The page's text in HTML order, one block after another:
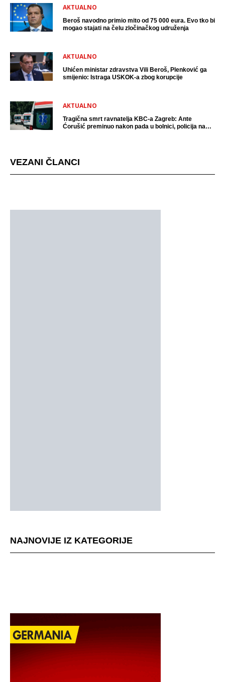
AKTUALNO
Beroš navodno primio mito od 75 000 eura. Evo tko bi
mogao stajati na čelu zločinačkog udruženja
AKTUALNO
Uhićen ministar zdravstva Vili Beroš, Plenković ga
smijenio: Istraga USKOK-a zbog korupcije
AKTUALNO
Tragična smrt ravnatelja KBC-a Zagreb: Ante
Ćorušić preminuo nakon pada u bolnici, policija na
VEZANI ČLANCI
NAJNOVIJE IZ KATEGORIJE